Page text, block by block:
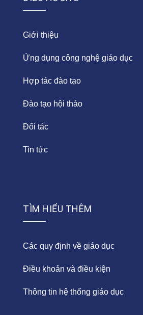
Giới thiệu
Ứng dụng công nghệ giáo dục
Hợp tác đào tạo
Đào tạo hội thảo
Đối tác
Tin tức
TÌM HIỂU THÊM
Các quy định về giáo dục
Điều khoản và điều kiện
Thông tin hệ thống giáo dục